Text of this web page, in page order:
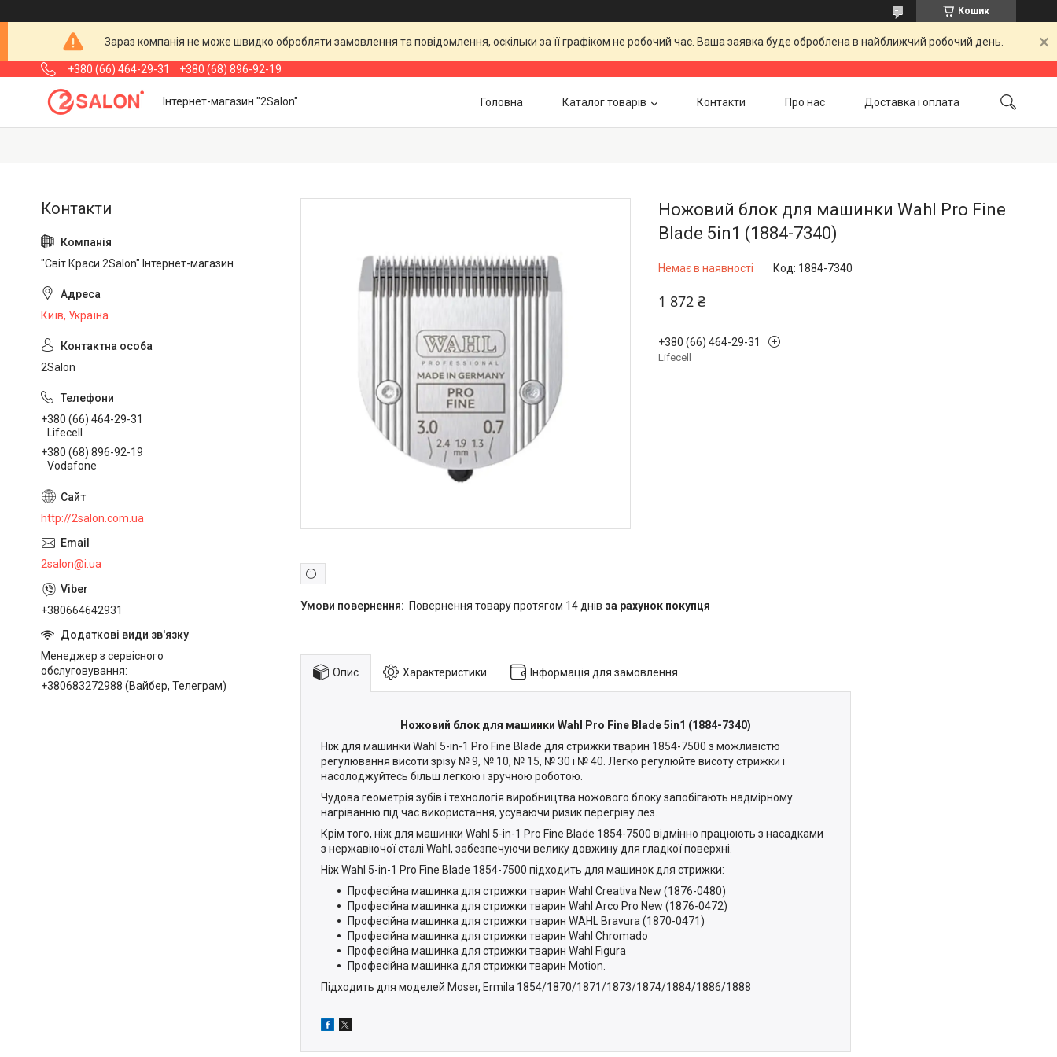
Кошик
Зараз компанія не може швидко обробляти замовлення та повідомлення, оскільки за її графіком не робочий час. Ваша заявка буде оброблена в найближчий робочий день.
+380 (66) 464-29-31 +380 (68) 896-92-19
Інтернет-магазин "2Salon" Головна Каталог товарів Контакти Про нас Доставка і оплата
Ножовий блок для машинки Wahl Pro Fine
Blade 5in1 (1884-7340)
Немає в наявності Код: 1884-7340
1 872 ₴
+380 (66) 464-29-31
Lifecell
повернення товару протягом 14 днів за рахунок покупця
Опис Характеристики Інформація для замовлення
Ножовий блок для машинки Wahl Pro Fine Blade 5in1 (1884-7340)
Ніж для машинки Wahl 5-in-1 Pro Fine Blade для стрижки тварин 1854-7500 з можливістю
регулювання висоти зрізу № 9, № 10, № 15, № 30 і № 40. Легко регулюйте висоту стрижки і
насолоджуйтесь більш легкою і зручною роботою.
Чудова геометрія зубів і технологія виробництва ножового блоку запобігають надмірному
нагріванню під час використання, усуваючи ризик перегріву лез.
Крім того, ніж для машинки Wahl 5-in-1 Pro Fine Blade 1854-7500 відмінно працюють з насадками
з нержавіючої сталі Wahl, забезпечуючи велику довжину для гладкої поверхні.
Ніж Wahl 5-in-1 Pro Fine Blade 1854-7500 підходить для машинок для стрижки:
Професійна машинка для стрижки тварин Wahl Creativa New (1876-0480)
Професійна машинка для стрижки тварин Wahl Arco Pro New (1876-0472)
Професійна машинка для стрижки тварин WAHL Bravura (1870-0471)
Професійна машинка для стрижки тварин Wahl Chromado
Професійна машинка для стрижки тварин Wahl Figura
Професійна машинка для стрижки тварин Motion.
Підходить для моделей Moser, Ermila 1854/1870/1871/1873/1874/1884/1886/1888
"Світ Краси 2Salon" Інтернет-магазин
Київ, Україна
2Salon
+380 (66) 464-29-31
Lifecell
+380 (68) 896-92-19
Vodafone
http://2salon.com.ua
2salon@i.ua
+380664642931
Менеджер з сервісного
обслуговування
+380683272988 (Вайбер, Телеграм)